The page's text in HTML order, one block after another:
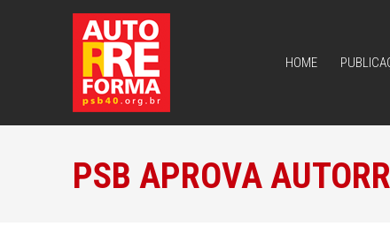
HOME
PSB APROVA
HOME